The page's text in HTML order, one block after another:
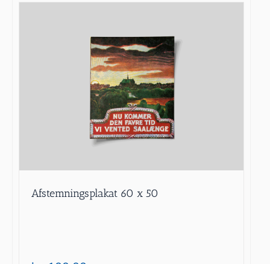
Afstemningsplakat 60 x 50